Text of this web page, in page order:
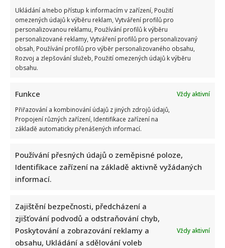
Ukládání a/nebo přístup k informacím v zařízení, Použití
omezených údajů k výběru reklam, Vytváření profilů pro
personalizovanou reklamu, Používání profilů k výběru
personalizované reklamy, Vytváření profilů pro personalizovaný
obsah, Používání profilů pro výběr personalizovaného obsahu,
Rozvoj a zlepšování služeb, Použití omezených údajů k výběru
obsahu.
Funkce
Vždy aktivní
Přiřazování a kombinování údajů z jiných zdrojů údajů,
Propojení různých zařízení, Identifikace zařízení na
základě automaticky přenášených informací.
Používání přesných údajů o zeměpisné poloze,
Identifikace zařízení na základě aktivně vyžádaných
informací.
Zajištění bezpečnosti, předcházení a
zjišťování podvodů a odstraňování chyb,
Poskytování a zobrazování reklamy a
obsahu, Ukládání a sdělování voleb
Vždy aktivní
Lenka Marousková 11. 7. 2026
Prezidentský pár přijel na Karlovarský festival 2026 a
Petr Pavel několika slovy připomněl, proč je Jiří
Bartoška...
VíceRead
Pavel
první
dámou
na
festivalu
Podle
prezidenta
by
Jiří
hrdý
Jak šel čas s Markétou Fišerovou: V mládí hrála
princezny, poté jí život změnila těžká nemoc
Lenka Marousková 10. 7. 2026